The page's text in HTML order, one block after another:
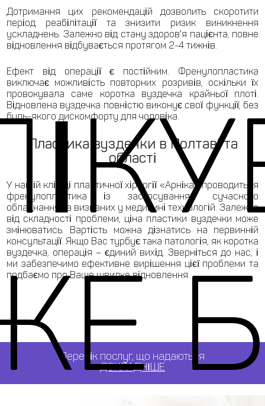
Дотримання цих рекомендацій дозволить скоротити
період реабілітації та знизити ризик виникнення
ускладнень. Залежно від стану здоров'я пацієнта, повне
відновлення відбувається протягом 2-4 тижнів.
Ефект від операції є постійним. Френулопластика
виключає можливість повторних розривів, оскільки їх
провокувала саме коротка вуздечка крайньої плоті.
Відновлена ​​вуздечка повністю виконує свої функції, без
будь-якого дискомфорту для чоловіка.
Пластика вуздечки в Полтаві та
області
У нашій клініці пластичної хірургії «Арніка» проводиться
френулопластика із застосуванням сучасного
обладнання та визнаних у медицині технологій. Залежно
від складності проблеми, ціна пластики вуздечки може
змінюватись. Вартість можна дізнатись на первинній
консультації. Якщо Вас турбує така патологія, як коротка
вуздечка, операція – єдиний вихід. Зверніться до нас, і
ми забезпечимо ефективне вирішення цієї проблеми та
подбаємо про Ваше швидке відновлення.
Перелік послуг, що надаються
ДОКЛАДНІШЕ